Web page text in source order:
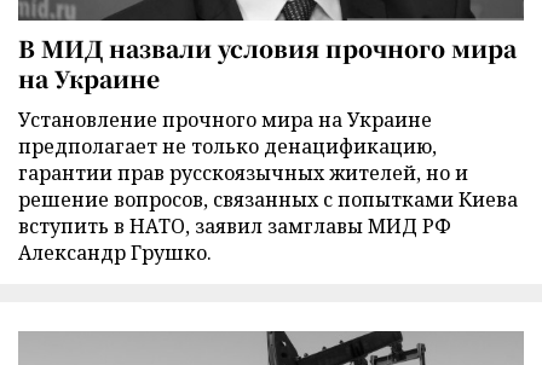
В МИД назвали условия прочного мира
на Украине
Установление прочного мира на Украине
предполагает не только денацификацию,
гарантии прав русскоязычных жителей, но и
решение вопросов, связанных с попытками Киева
вступить в НАТО, заявил замглавы МИД РФ
Александр Грушко.